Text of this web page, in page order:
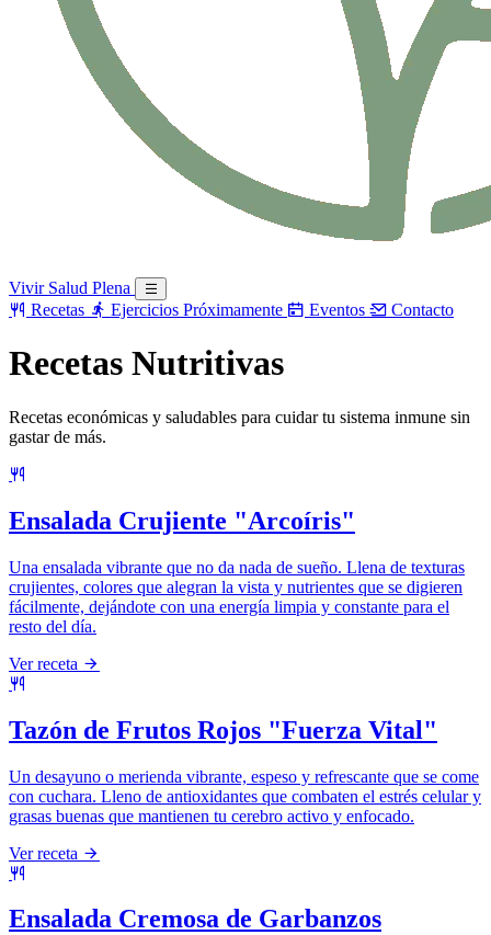
Vivir Salud Plena
Recetas
Ejercicios Próximamente Eventos Contacto
Recetas Nutritivas
Recetas económicas y saludables para cuidar tu sistema inmune sin
gastar de más.
Ensalada Crujiente "Arcoíris"
Una ensalada vibrante que no da nada de sueño. Llena de texturas
crujientes, colores que alegran la vista y nutrientes que se digieren
fácilmente, dejándote con una energía limpia y constante para el
resto del día.
Ver receta
Tazón de Frutos Rojos "Fuerza Vital"
Un desayuno o merienda vibrante, espeso y refrescante que se come
con cuchara. Lleno de antioxidantes que combaten el estrés celular y
grasas buenas que mantienen tu cerebro activo y enfocado.
Ver receta
Ensalada Cremosa de Garbanzos